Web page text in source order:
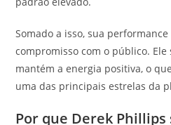
Somado a isso, sua
compromisso com o público. Ele
mantém a energia positiva, o
uma das principais estrelas da
Por que Derek Phillips